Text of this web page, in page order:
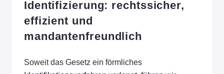
Identifizierung: rechtssicher,
effizient und
mandantenfreundlich
Soweit das Gesetz ein förmliches